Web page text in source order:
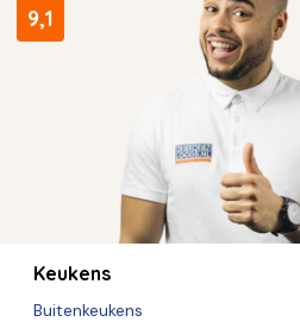
9,1
Keukens
Buitenkeukens